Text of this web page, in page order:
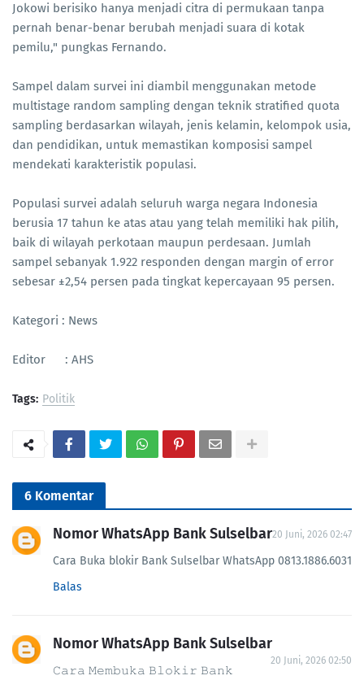
Jokowi berisiko hanya menjadi citra di permukaan tanpa
pernah benar-benar berubah menjadi suara di kotak
pemilu," pungkas Fernando.
Sampel dalam survei ini diambil menggunakan metode
multistage random sampling dengan teknik stratified quota
sampling berdasarkan wilayah, jenis kelamin, kelompok usia,
dan pendidikan, untuk memastikan komposisi sampel
mendekati karakteristik populasi.
Populasi survei adalah seluruh warga negara Indonesia
berusia 17 tahun ke atas atau yang telah memiliki hak pilih,
baik di wilayah perkotaan maupun perdesaan. Jumlah
sampel sebanyak 1.922 responden dengan margin of error
sebesar ±2,54 persen pada tingkat kepercayaan 95 persen.
Kategori : News
Editor : AHS
Tags: Politik
6 Komentar
Nomor WhatsApp Bank Sulselbar20 Juni, 2026 02:47
Cara Buka blokir Bank Sulselbar WhatsApp 0813.1886.6031
Balas
Nomor WhatsApp Bank Sulselbar
20 Juni, 2026 02:50
𝙲𝚊𝚛𝚊 𝙼𝚎𝚖𝚋𝚞𝚔𝚊 𝙱𝚕𝚘𝚔𝚒𝚛 𝙱𝚊𝚗𝚔